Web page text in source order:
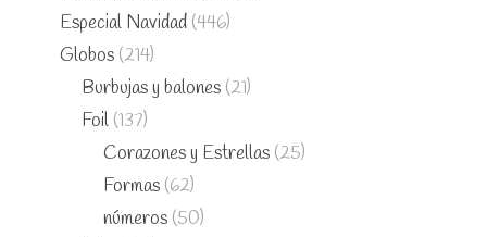
Especial Navidad (446)
Globos (214)
Burbujas y balones (21)
Foil (137)
Corazones y Estrellas (25)
Formas (62)
números (50)